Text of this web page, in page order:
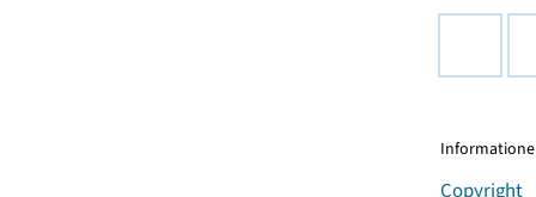
Copyright